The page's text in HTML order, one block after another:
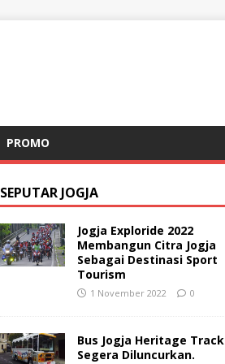
PROMO
SEPUTAR JOGJA
Jogja Exploride 2022
Membangun Citra Jogja
Sebagai Destinasi Sport
Tourism
1 November 2022 0
Bus Jogja Heritage Track
Segera Diluncurkan.